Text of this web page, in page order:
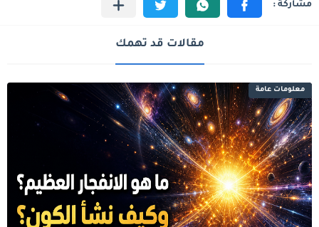
مقالات قد تهمك
معلومات عامة